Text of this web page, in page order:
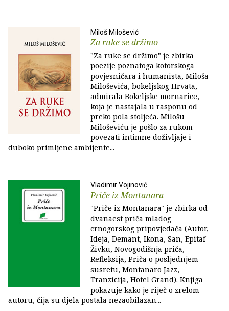
Miloš Milošević
Za ruke se držimo
"Za ruke se držimo" je zbirka
poezije poznatoga kotorskoga
povjesničara i humanista, Miloša
Miloševića, bokeljskog Hrvata,
admirala Bokeljske mornarice,
koja je nastajala u rasponu od
preko pola stoljeća. Milošu
Miloševiću je pošlo za rukom
povezati intimne doživljaje i
duboko primljene ambijente...
Vladimir Vojinović
Priče iz Montanara
"Priče iz Montanara" je zbirka od
dvanaest priča mladog
crnogorskog pripovjedača (Autor,
Ideja, Demant, Ikona, San, Epitaf
Živku, Novogodišnja priča,
Refleksija, Priča o posljednjem
susretu, Montanaro Jazz,
Tranzicija, Hotel Grand). Knjiga
pokazuje kako je riječ o zrelom
autoru, čija su djela postala nezaobilazan...